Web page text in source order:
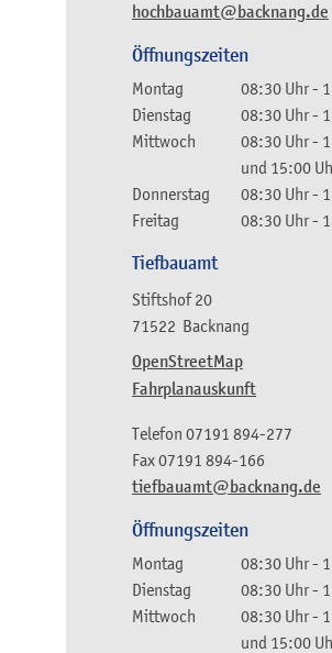
hochbauamt@backnang.de
Öffnungszeiten
Montag 08:30 Uhr-
Dienstag
08:30 Uhr-
Mittwoch
08:30 Uhr-
und 15:00
Donnerstag
08:30 Uhr-
Freitag
08:30 Uhr-
Tiefbauamt
Stiftshof 20
71522 Backnang
OpenStreetMap
Fahrplanauskunft
tiefbauamt@backnang.de
Telefon 07191 894-277
Fax07191 894-166
Öffnungszeiten
Montag 08:30 Uhr-
Dienstag
08:30 Uhr-
Mittwoch
08:30 Uhr-
und 15:00